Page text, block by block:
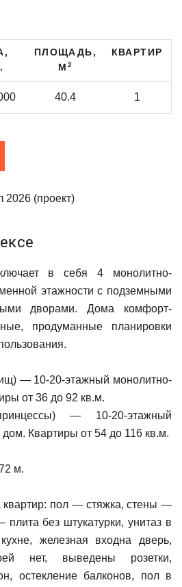
ПЛОЩАДЬ,
М 2
КВАРТИР
40.4 1
2026 (проект)
в себя 4 монолитно-
этажности с подземными
дворами. Дома комфорт-
продуманные планировки
— 10-20-этажный монолитно-
от 36 до 92 кв.м.
— 10-20-этажный
Квартиры от 54 до 116 кв.м.
м.
квартир: пол — стяжка, стены —
плита без штукатурки, унитаз в
железная входна дверь,
нет, выведены розетки,
остекление балконов, пол в